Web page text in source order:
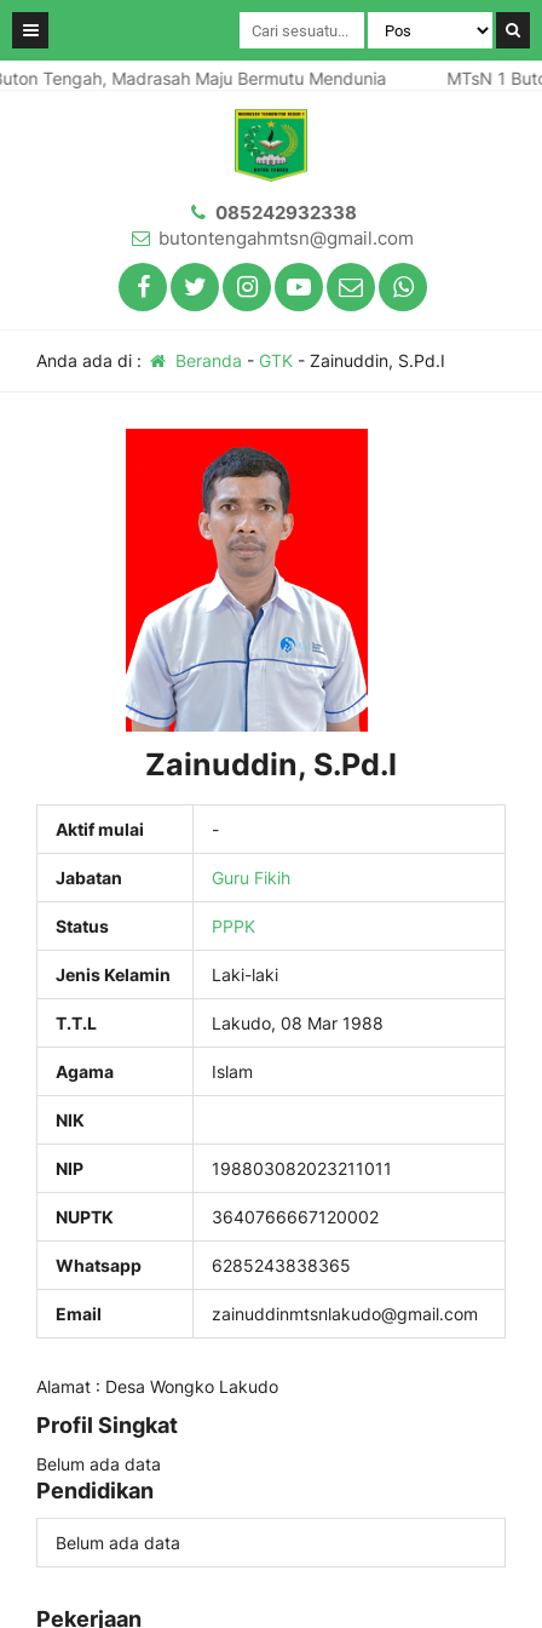
Tengah, Madrasah Maju Bermutu Mendunia MTsN 1
085242932338
butontengahmtsn@gmail.com
Anda ada di : Beranda - GTK- Zainuddin, S.Pd.I
Zainuddin, S.Pd.I
Aktif mulai -
Jabatan Guru Fikih
Status PPPK
Jenis Kelamin Laki-laki
T.T.L Lakudo, 08 Mar 1988
Agama Islam
NIK
NIP 198803082023211011
NUPTK 3640766667120002
Whatsapp 6285243838365
Email zainuddinmtsnlakudo@gmail.com
Alamat : Desa Wongko Lakudo
Profil Singkat
Belum ada data
Pendidikan
Belum ada data
Pekerjaan